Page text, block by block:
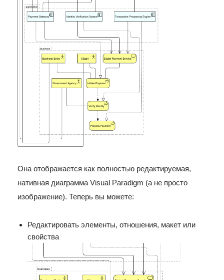
Она отображается как полностью редактируемая,
нативная диаграмма Visual Paradigm (а не просто
изображение). Теперь вы можете:
Редактировать элементы, отношения, макет или
свойства